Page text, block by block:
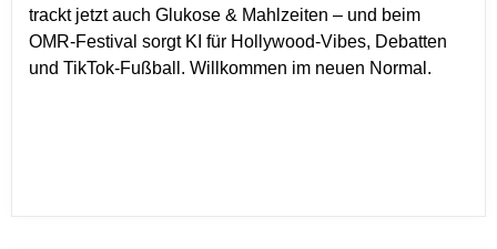
trackt jetzt auch Glukose & Mahlzeiten – und beim
OMR-Festival sorgt KI für Hollywood-Vibes, Debatten
und TikTok-Fußball. Willkommen im neuen Normal.